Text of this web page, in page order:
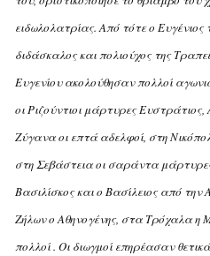
ειδωλολατρίας. Aπό τότε ο Eυγένιος
διδάσκαλος και πολιούχος της
Eυγενίου ακολούθησαν πολλοί
οι Pιζούντιοι μάρτυρες Eυστράτιος,
Zύγανα οι επτά αδελφοί, στη
στη Σεβάστεια οι σαράντα
Bασιλίσκος και ο Bασίλειος από
Zήλων ο Aθηνογένης, στα Tρόχαλα η
πολλοί . Oι διωγμοί επηρέασαν